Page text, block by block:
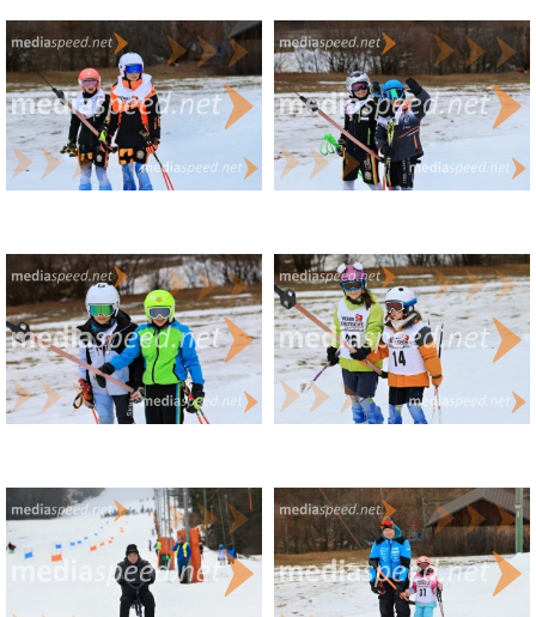
(17) Brina Kadič (Velika planina) – +4.09
(20) Lora Mori (Vuzenica) – +5.56
(23) Dora Vrabič (SK Črna) – +12.18
(14) Anika Hercog (SK Črna) – +15.33
(24) Mima Košuta (Fužinar Ravne) – +17.26
(15) Tanja Oprešnik (SK Črna) – +17.48
(18) Lena Bogdan Fašun (SK Črna) – +24.77
(22) Julija Fece Vidmar (SK Črna) – +34.29